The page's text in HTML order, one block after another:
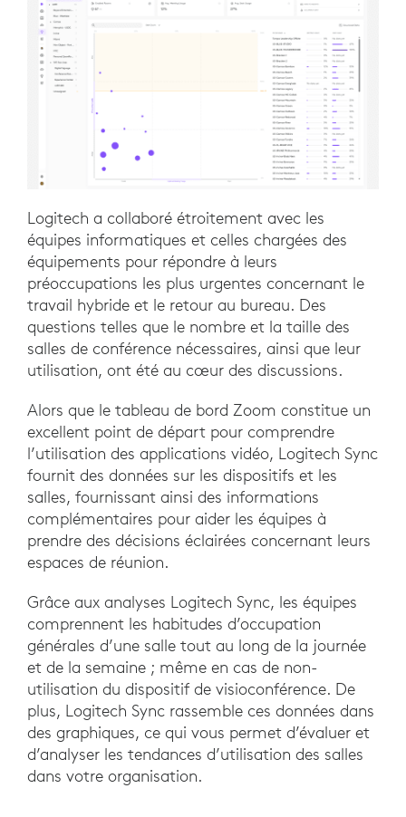
Logitech a collaboré étroitement avec les
équipes informatiques et celles chargées des
équipements pour répondre à leurs
préoccupations les plus urgentes concernant le
travail hybride et le retour au bureau. Des
questions telles que le nombre et la taille des
salles de conférence nécessaires, ainsi que leur
utilisation, ont été au cœur des discussions.
Alors que le tableau de bord Zoom constitue un
excellent point de départ pour comprendre
l’utilisation des applications vidéo, Logitech Sync
fournit des données sur les dispositifs et les
salles, fournissant ainsi des informations
complémentaires pour aider les équipes à
prendre des décisions éclairées concernant leurs
espaces de réunion.
Grâce aux analyses Logitech Sync, les équipes
comprennent les habitudes d’occupation
générales d’une salle tout au long de la journée
et de la semaine ; même en cas de non-
utilisation du dispositif de visioconférence. De
plus, Logitech Sync rassemble ces données dans
des graphiques, ce qui vous permet d’évaluer et
d’analyser les tendances d’utilisation des salles
dans votre organisation.